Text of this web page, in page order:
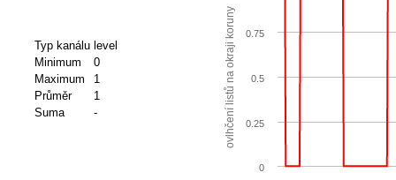
Typ kanálu level
Minimum
0
Maximum
1
Průměr
1
Suma
- ovlhčení listů na okraji koruny
0
0.25
0.5
0.75